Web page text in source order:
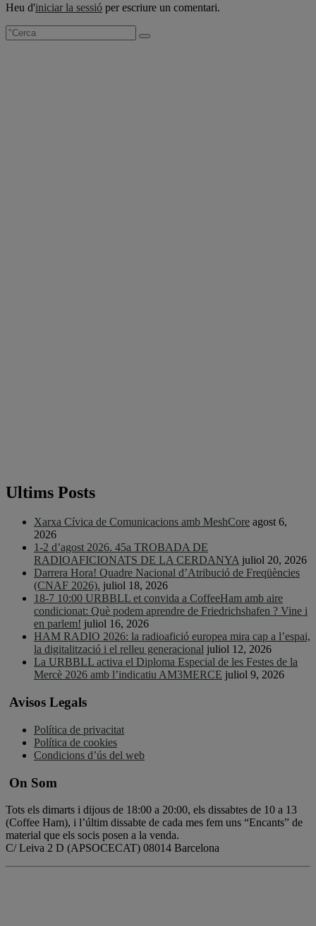
Heu d'iniciar la sessió per escriure un comentari.
Ultims Posts
Xarxa Cívica de Comunicacions amb MeshCore agost 6,
2026
1-2 d’agost 2026. 45a TROBADA DE
RADIOAFICIONATS DE LA CERDANYA juliol 20, 2026
Darrera Hora! Quadre Nacional d’Atribució de Freqüències
(CNAF 2026). juliol 18, 2026
18-7 10:00 URBBLL et convida a CoffeeHam amb aire
condicionat: Què podem aprendre de Friedrichshafen ? Vine i
en parlem! juliol 16, 2026
HAM RADIO 2026: la radioafició europea mira cap a l’espai,
la digitalització i el relleu generacional juliol 12, 2026
La URBBLL activa el Diploma Especial de les Festes de la
Mercè 2026 amb l’indicatiu AM3MERCE juliol 9, 2026
Avisos Legals
Política de privacitat
Política de cookies
Condicions d’ús del web
On Som
Tots els dimarts i dijous de 18:00 a 20:00, els dissabtes de 10 a 13
(Coffee Ham), i l’últim dissabte de cada mes fem uns “Encants” de
material que els socis posen a la venda.
C/ Leiva 2 D (APSOCECAT) 08014 Barcelona